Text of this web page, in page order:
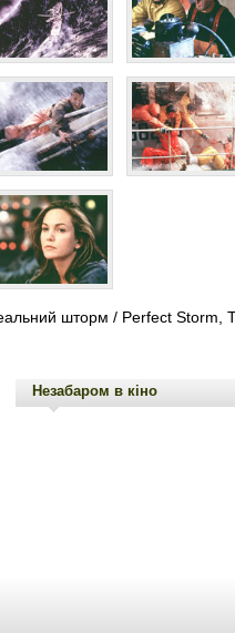
шторм / Perfect Storm,
Незабаром в кіно